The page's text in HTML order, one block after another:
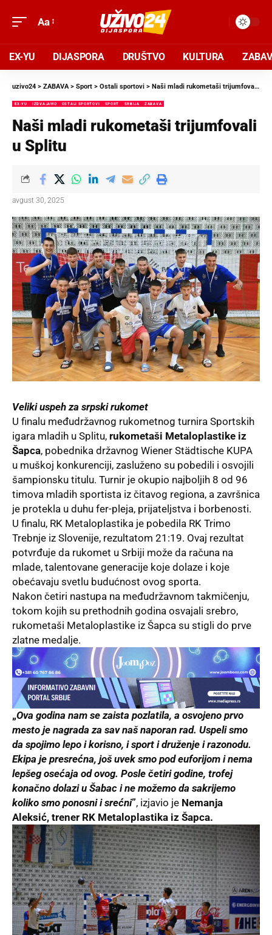
Aa
EX-YU DIJASPORA DRUŠTVO KULTURA
uzivo24 > ZABAVA> Sport > Ostali sportovi > Naši mladi rukometaši trijumfovali u Splitu
EX-YU IZDVAJAMO OSTALI SPORTOVI SPORT SRBIJA ZABAVA
Naši mladi rukometaši trijumfovali
u Splitu
avgust 30, 2025
Veliki uspeh za srpski rukomet
U finalu međudržavnog rukometnog turnira Sportskih
igara mladih u Splitu, rukometaši Metaloplastike iz
Šapca, pobednika državnog Wiener Städtische KUPA
u muškoj konkurenciji, zasluženo su pobedili i osvojili
šampionsku titulu. Turnir je okupio najboljih 8 od 96
timova mladih sportista iz čitavog regiona, a završnica
je protekla u duhu fer-pleja, prijateljstva i borbenosti.
U finalu, RK Metaloplastika je pobedila RK Trimo
Trebnje iz Slovenije, rezultatom 21:19. Ovaj rezultat
potvrđuje da rukomet u Srbiji može da računa na
mlade, talentovane generacije koje dolaze i koje
obećavaju svetlu budućnost ovog sporta.
Nakon četiri nastupa na međudržavnom takmičenju,
tokom kojih su prethodnih godina osvajali srebro,
rukometaši Metaloplastike iz Šapca su stigli do prve
zlatne medalje.
„Ova godina nam se zaista pozlatila, a osvojeno prvo
mesto je nagrada za sav naš naporan rad. Uspeli smo
da spojimo lepo i korisno, i sport i druženje i razonodu.
Ekipa je presrećna, još uvek smo pod euforijom i nema
lepšeg osećaja od ovog. Posle četiri godine, trofej
konačno dolazi u Šabac i ne možemo da sakrijemo
koliko smo ponosni i srećni”, izjavio je Nemanja
Aleksić, trener RK Metaloplastika iz Šapca.